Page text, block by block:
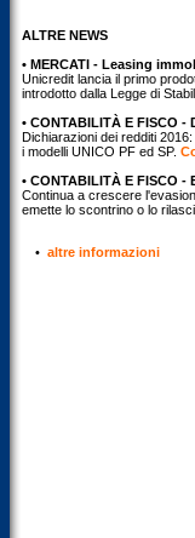
ALTRE NEWS
• MERCATI - Leasing
Unicredit lancia il primo
introdotto dalla Legge di
• CONTABILITÀ E FISCO
Dichiarazioni dei redditi
i modelli UNICO PF ed SP.
• CONTABILITÀ E FISCO
Continua a crescere
emette lo scontrino o lo
• altre informazioni